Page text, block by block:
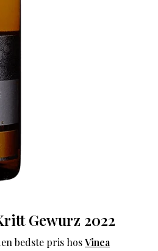
Gewurz 2022
bedste pris hosVinea